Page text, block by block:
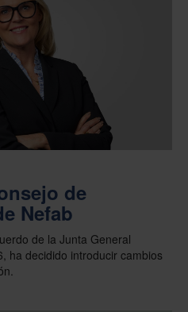
de
Nefab
de la Junta General
ha decidido introducir cambios